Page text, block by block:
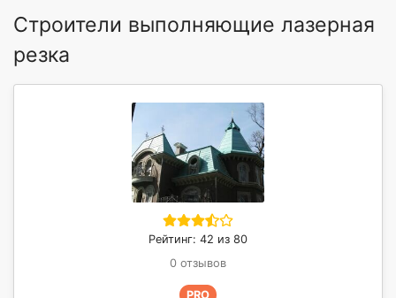
Строители выполняющие лазерная
резка
Рейтинг: 42 из 80
0 отзывов
PRO